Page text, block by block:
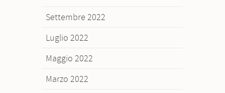
Settembre 2022
Luglio 2022
Maggio 2022
Marzo 2022